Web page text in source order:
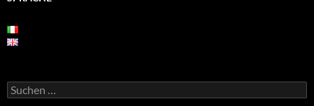
Suchen
nach: